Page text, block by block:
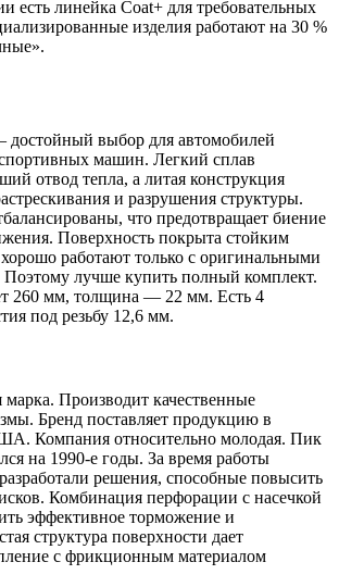
есть линейка Coat+ для требовательных
изделия работают на 30 %
выбор для автомобилей
спортивных машин. Легкий сплав
отвод тепла, а литая конструкция
и разрушения структуры.
что предотвращает биение
Поверхность покрыта стойким
работают только с оригинальными
Поэтому лучше купить полный комплект.
260 мм, толщина — 22 мм. Есть 4
под резьбу 12,6 мм.
марка. Производит качественные
Бренд поставляет продукцию в
Компания относительно молодая. Пик
на 1990-е годы. За время работы
решения, способные повысить
Комбинация перфорации с насечкой
эффективное торможение и
структура поверхности дает
с фрикционным материалом